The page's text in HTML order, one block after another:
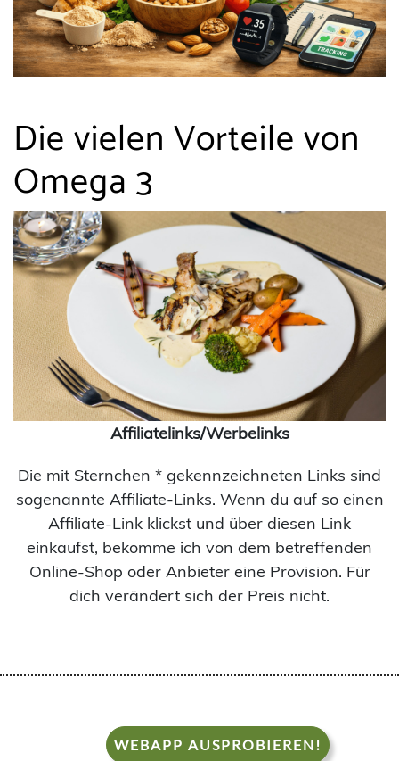
Die vielen Vorteile von
Omega 3
Affiliatelinks/Werbelinks
Die mit Sternchen * gekennzeichneten Links sind
sogenannte Affiliate-Links. Wenn du auf so einen
Affiliate-Link klickst und über diesen Link
einkaufst, bekomme ich von dem betreffenden
Online-Shop oder Anbieter eine Provision. Für
dich verändert sich der Preis nicht.
WEBAPP AUSPROBIEREN!